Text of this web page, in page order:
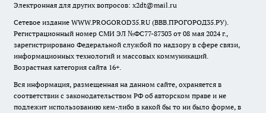
Электронная для других вопросов: x2dt@mail.ru
Сетевое издание WWW.PROGOROD35.RU (ВВВ.ПРОГОРОД35.РУ).
Регистрационный номер СМИ ЭЛ №ФС77-87303 от 08 мая 2024 г.,
зарегистрировано Федеральной службой по надзору в сфере связи,
информационных технологий и массовых коммуникаций.
Возрастная категория сайта 16+.
Вся информация, размещенная на данном сайте, охраняется в
соответствии с законодательством РФ об авторском праве и не
подлежит использованию кем-либо в какой бы то ни было форме, в